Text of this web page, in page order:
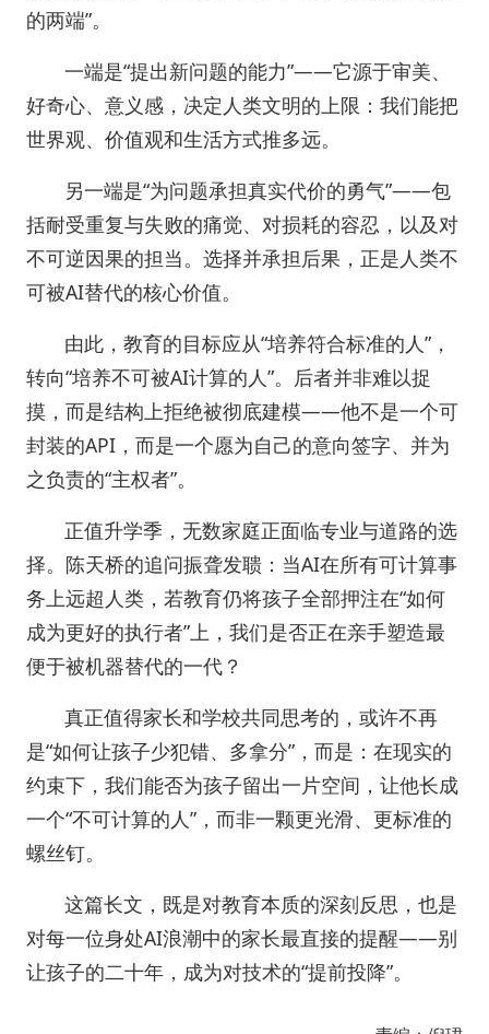
的两端”。
一端是“提出新问题的能力”——它源于审美、
好奇心、意义感，决定人类文明的上限：我们能把
世界观、价值观和生活方式推多远。
另一端是“为问题承担真实代价的勇气”——包
括耐受重复与失败的痛觉、对损耗的容忍，以及对
不可逆因果的担当。选择并承担后果，正是人类不
可被AI替代的核心价值。
由此，教育的目标应从“培养符合标准的人”，
转向“培养不可被AI计算的人”。后者并非难以捉
摸，而是结构上拒绝被彻底建模——他不是一个可
封装的API，而是一个愿为自己的意向签字、并为
之负责的“主权者”。
正值升学季，无数家庭正面临专业与道路的选
择。陈天桥的追问振聋发聩：当AI在所有可计算事
务上远超人类，若教育仍将孩子全部押注在“如何
成为更好的执行者”上，我们是否正在亲手塑造最
便于被机器替代的一代？
真正值得家长和学校共同思考的，或许不再
是“如何让孩子少犯错、多拿分”，而是：在现实的
约束下，我们能否为孩子留出一片空间，让他长成
一个“不可计算的人”，而非一颗更光滑、更标准的
螺丝钉。
这篇长文，既是对教育本质的深刻反思，也是
对每一位身处AI浪潮中的家长最直接的提醒——别
让孩子的二十年，成为对技术的“提前投降”。